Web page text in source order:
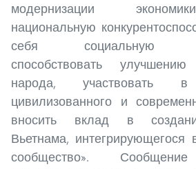
модернизации
национальную
себя социальную
способствовать
народа, участвовать в
цивилизованного и
вносить вклад в
Вьетнама, интегрирующегося
сообщество».